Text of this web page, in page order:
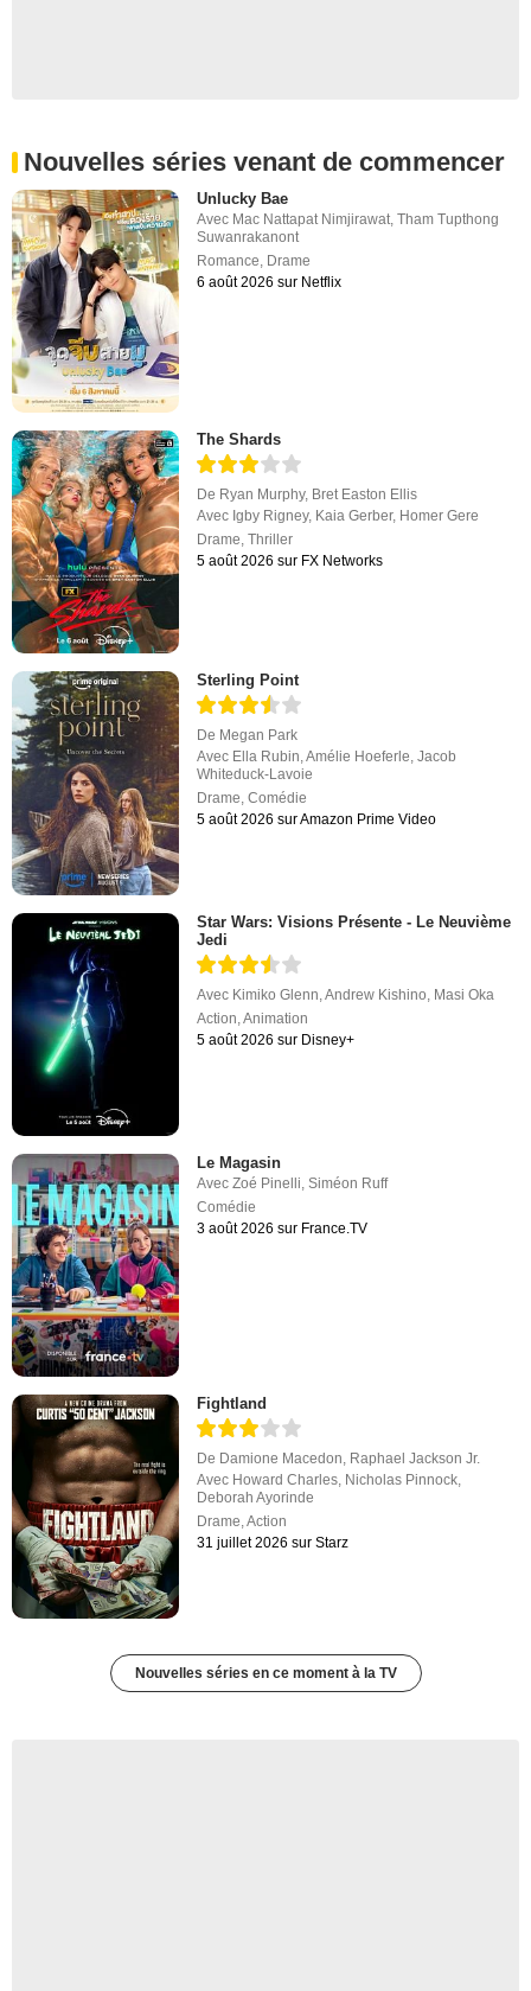
Nouvelles séries venant de commencer
Unlucky Bae
Avec Mac Nattapat Nimjirawat,Tham Tupthong
Suwanrakanont
Romance, Drame
6 août 2026 sur Netflix
The Shards
De Ryan Murphy, Bret Easton Ellis
Avec Igby Rigney, Kaia Gerber, Homer Gere
Drame,Thriller
5 août 2026 sur FX Networks
Sterling Point
De Megan Park
Avec Ella Rubin,Amélie Hoeferle,Jacob
Whiteduck-Lavoie
Drame,Comédie
5 août 2026 sur Amazon Prime Video
Star Wars: Visions Présente - Le Neuvième
Jedi
Avec Kimiko Glenn ,Andrew Kishino Masi Oka
Action ,Animation
5 août 2026 sur Disney+
Le Magasin
AvecZoé Pinelli,Siméon Ruff
Comédie
3 août 2026 sur France.TV
Fightland
De Damione Macedon, Raphael Jackson Jr.
Avec Howard Charles, Nicholas Pinnock,
Deborah Ayorinde
Drame,Action
31 juillet 2026 sur Starz
Nouvelles séries en ce moment à la TV